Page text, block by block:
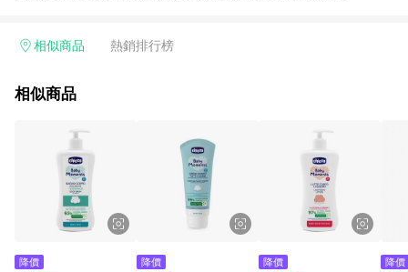
床、玩具等高評價寶寶用品。需要的東西、來直營購物網消費最
相似商品 熱銷排行榜
相似商品
降價 降價 降價 降價